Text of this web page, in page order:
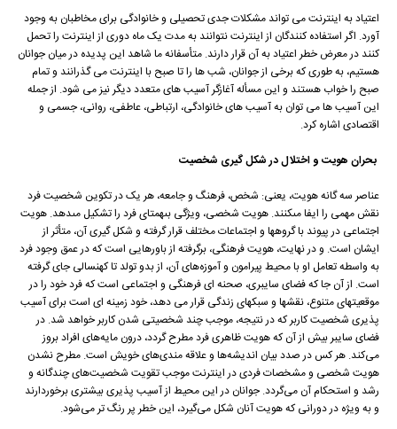
اعتیاد به اینترنت می تواند مشکلات جدی تحصیلی و خانوادگی برای مخاطبان به وجود
آورد. اگر استفاده کنندگان از اینترنت نتوانند به مدت یک ماه دوری از اینترنت را تحمل
کنند در معرض خطر اعتیاد به آن قرار دارند. متأسفانه ما شاهد این پدیده در میان جوانان
هستیم، به طوری که برخی از جوانان، شب ها را تا صبح با اینترنت می گذرانند و تمام
صبح را خواب هستند و این مسأله آغازگر آسیب های متعدد دیگر نیز می شود. از جمله
این آسیب ها می توان به آسیب های خانوادگی، ارتباطی، عاطفی، روانی، جسمی و
اقتصادی اشاره کرد.
بحران هویت و اختلال در شکل گیری شخصیت
عناصر سه گانه هویت، یعنی: شخص، فرهنگ و جامعه، هر یک در تکوین شخصیت فرد
نقش مهمى را ایفا مى‏کنند. هویت شخصى، ویژگى بى‏همتاى فرد را تشکیل مى‏دهد. هویت
اجتماعى در پیوند با گروه‏ها و اجتماعات مختلف قرار گرفته و شکل گیری آن، متأثر از
ایشان است. و در نهایت، هویت فرهنگی، برگرفته از باورهایی است که در عمق وجود فرد
به واسطه تعامل او با محیط پیرامون و آموزه‌های آن، از بدو تولد تا کهنسالی جای گرفته
است. از آن جا که فضای سایبری، صحنه ای فرهنگى و اجتماعى است که فرد خود را در
موقعیت‏هاى متنوع، نقش‏ها و سبک‏هاى زندگى قرار مى دهد، خود زمینه ای است برای آسیب
پذیری شخصیت کاربر که در نتیجه، موجب چند شخصیتی شدن کاربر خواهد شد. در
فضای سایبر بیش از آن که هویت ظاهری فرد مطرح گردد، درون مایه‌های افراد بروز
می‌کند. هر کس در صدد بیان اندیشه‌ها و علاقه مندی‌های خویش است. مطرح نشدن
هویت شخصی و مشخصات فردی در اینترنت موجب تقویت شخصیت‌های چندگانه و
رشد و استحکام آن می‌گردد. جوانان در این محیط از آسیب پذیری بیشتری برخوردارند
و به ویژه در دورانی که هویت آنان شکل می‌گیرد، این خطر پر رنگ تر می‌شود.